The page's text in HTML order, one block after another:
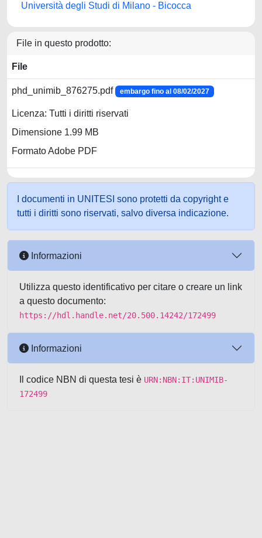
Università degli Studi di Milano - Bicocca
File in questo prodotto:
File
phd_unimib_876275.pdf embargo fino al 08/02/2027
Licenza: Tutti i diritti riservati
Dimensione 1.99 MB
Formato Adobe PDF
I documenti in UNITESI sono protetti da copyright e
tutti i diritti sono riservati, salvo diversa indicazione.
Informazioni
Utilizza questo identificativo per citare o creare un link
a questo documento:
https://hdl.handle.net/20.500.14242/172499
Informazioni
Il codice NBN di questa tesi è URN:NBN:IT:UNIMIB-
172499